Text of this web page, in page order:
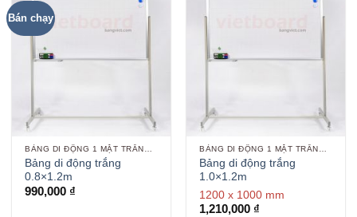
Bán chạy
BẢNG DI ĐỘNG 1 MẶT TRẮNG VIẾT BÚT
Bảng di động trắng
0.8×1.2m
990,000 ₫
BẢNG DI ĐỘNG 1 MẶT TRẮNG VIẾT BÚT
Bảng di động trắng
1.0×1.2m
1200 x 1000 mm
1,210,000 ₫